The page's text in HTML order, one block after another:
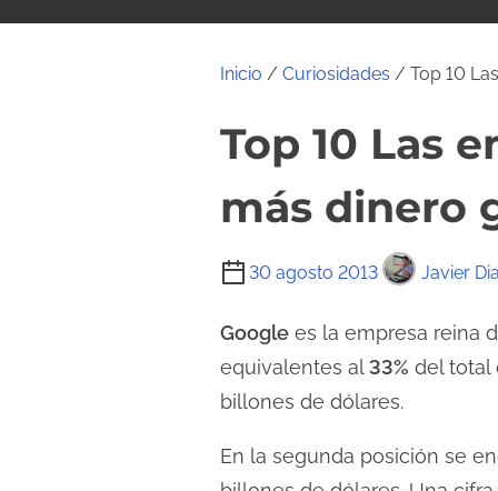
Inicio / Curiosidades / Top 10
Top 10 Las
más dinero
30 agosto 2013 Javier
T
e
m
p
d
e
Google es la empresa reina
equivalentes al33% del total
billones de dólares.
En la segunda posición se